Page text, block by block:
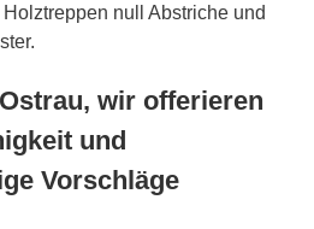
null Abstriche und
wir offerieren
und
Vorschläge